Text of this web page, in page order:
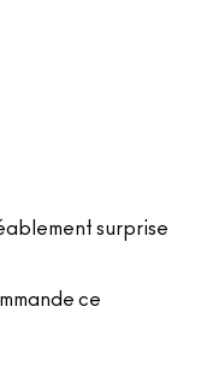
surprise
ce